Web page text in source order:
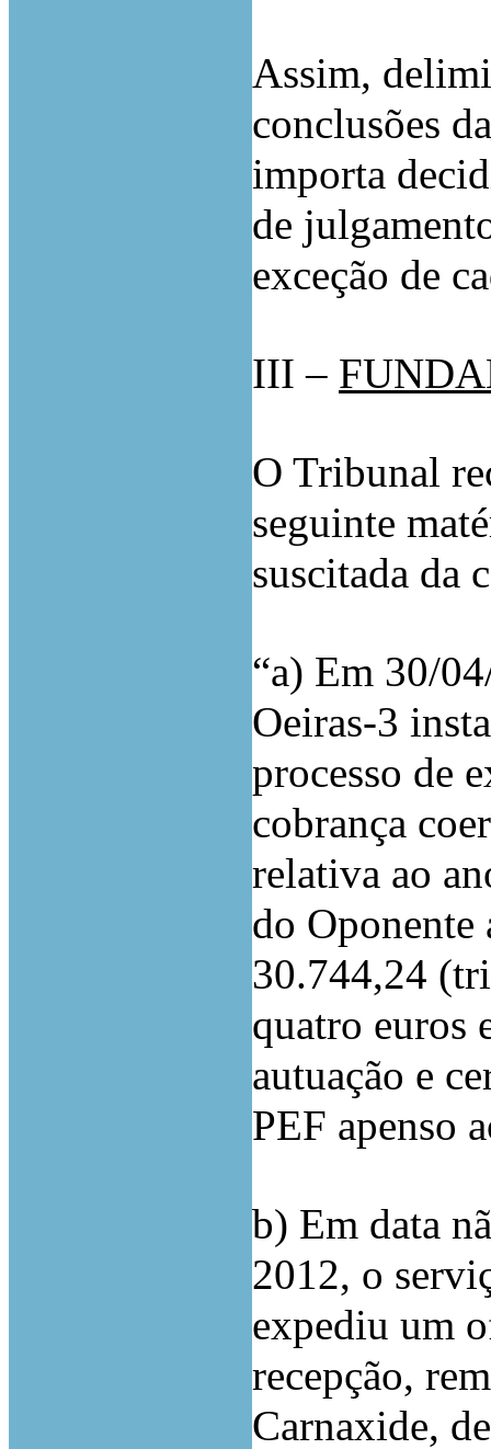
Assim,
conclusões
importa
de
exceção de
III –
O Tribunal
seguinte
suscitada da
“a) Em 30/
Oeiras-3
processo de
cobrança
relativa ao
do Oponente
30.744,24
quatro euros
autuação e
PEF apenso
b) Em data
2012, o
expediu um
recepção,
Carnaxide,